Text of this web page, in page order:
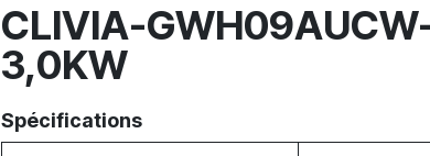
CLIVIA-
3,0KW
Spécifications